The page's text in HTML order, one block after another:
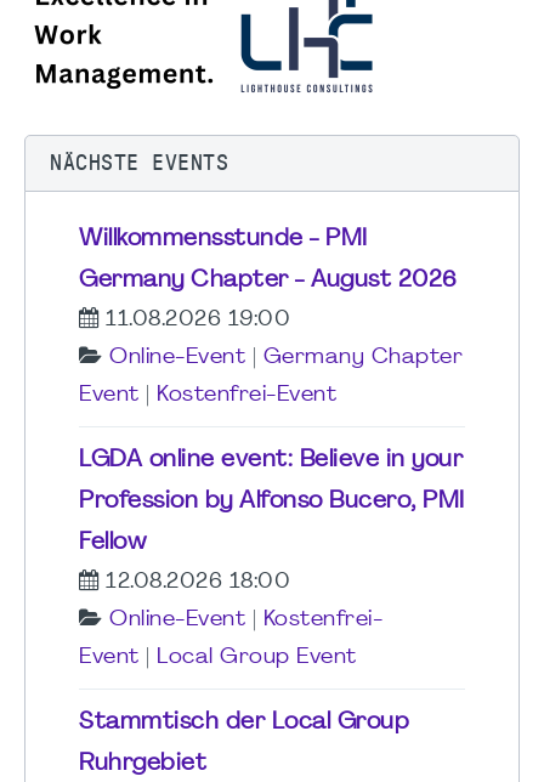
NÄCHSTE EVENTS
Willkommensstunde - PMI
Germany Chapter - August 2026
11.08.2026 19:00
Online-Event
Germany Chapter
Event
Kostenfrei-Event
LGDA online event: Believe in your
Profession by Alfonso Bucero, PMI
Fellow
12.08.2026 18:00
Online-Event
Kostenfrei-
Event
Local Group Event
Stammtisch der Local Group
Ruhrgebiet